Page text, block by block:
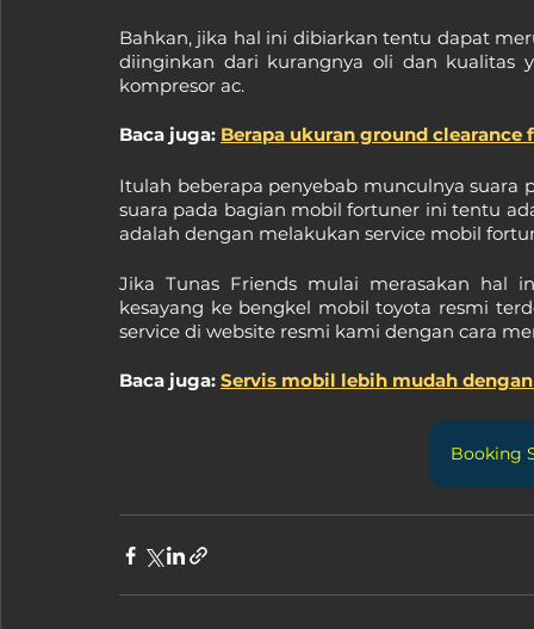
Bahkan, jika hal ini dibiarkan tentu dapat
diinginkan dari kurangnya oli dan kualitas
kompresor ac.
Baca juga: Berapa ukuran ground
Itulah beberapa penyebab munculnya
suara pada bagian mobil fortuner ini tentu
adalah dengan melakukan service mobil
Jika Tunas Friends mulai merasakan hal
kesayang ke bengkel mobil toyota resmi
service di website resmi kami dengan cara
Baca juga: Servis mobil lebih mudah
Booking